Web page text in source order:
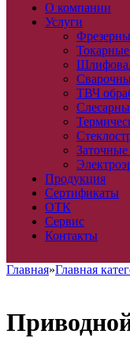
О компании
Услуги
ТВЧ
Продукция
Сертификаты
ОТК
Сервис
Контакты
Главная»Главная